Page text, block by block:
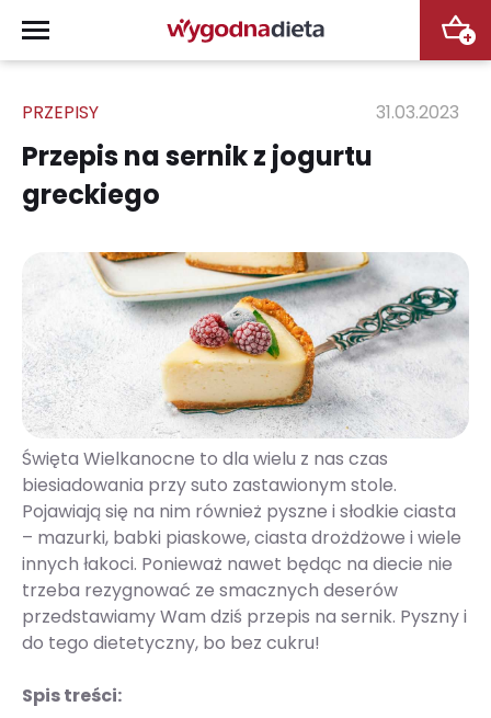
+
PRZEPISY 31.03.2023
Przepis na sernik z jogurtu
greckiego
Święta Wielkanocne to dla wielu z nas czas
biesiadowania przy suto zastawionym stole.
Pojawiają się na nim również pyszne i słodkie ciasta
– mazurki, babki piaskowe, ciasta drożdżowe i wiele
innych łakoci. Ponieważ nawet będąc na diecie nie
trzeba rezygnować ze smacznych deserów
przedstawiamy Wam dziś przepis na sernik. Pyszny i
do tego dietetyczny, bo bez cukru!
Spis treści: